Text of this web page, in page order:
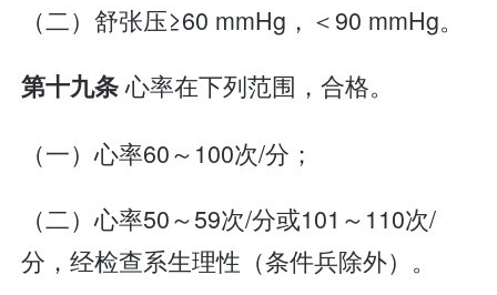
（二）舒张压≥60 mmHg，＜90 mmHg。
第十九条心率在下列范围，合格。
（一）心率60～100次/分；
（二）心率50～59次/分或101～110次/
分，经检查系生理性（条件兵除外）。